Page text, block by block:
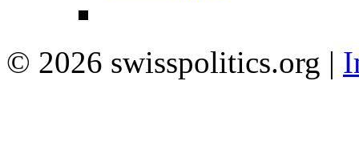
© 2026 swisspolitics.org |